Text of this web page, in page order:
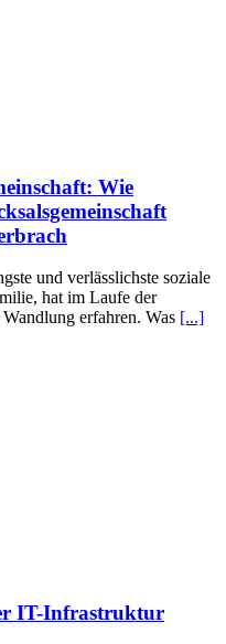
Wie
und verlässlichste soziale
hat im Laufe der
erfahren. Was [...]
IT-Infrastruktur